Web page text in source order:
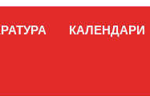
КАЛЕНДАРИ